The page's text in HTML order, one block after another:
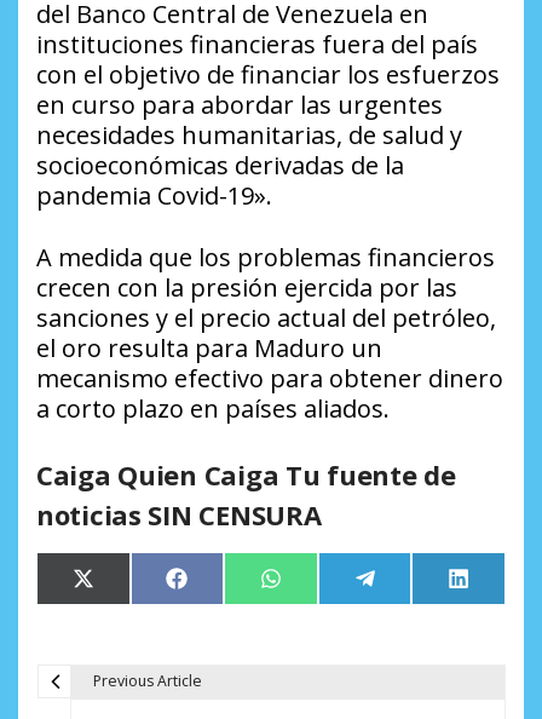
del Banco Central de Venezuela en
instituciones financieras fuera del país
con el objetivo de financiar los esfuerzos
en curso para abordar las urgentes
necesidades humanitarias, de salud y
socioeconómicas derivadas de la
pandemia Covid-19».
A medida que los problemas financieros
crecen con la presión ejercida por las
sanciones y el precio actual del petróleo,
el oro resulta para Maduro un
mecanismo efectivo para obtener dinero
a corto plazo en países aliados.
Caiga Quien Caiga Tu fuente de
noticias SIN CENSURA
Compartir
en
X
(Twitter)
Compartir
en
Facebook Compartir
en
WhatsApp Compartir
en
Telegram
en
LinkedIn
Previous Article